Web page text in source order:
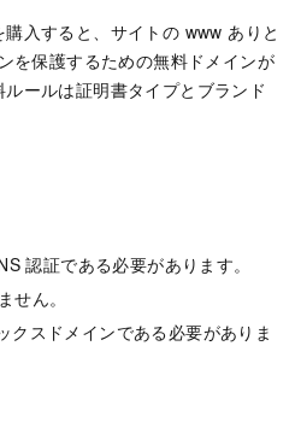
入すると、サイトの www ありと
を保護するための無料ドメインが
ールは証明書タイプとブランド
認証である必要があります。
せん。
クスドメインである必要がありま